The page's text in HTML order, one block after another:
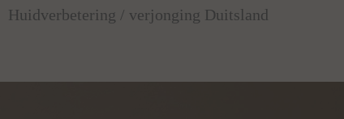
Huidverbetering / verjonging Duitsland